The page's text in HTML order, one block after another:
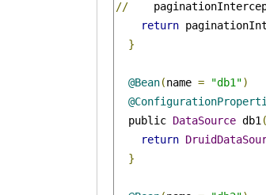
//
return
}
@Bean(name = "db1")
  public
DataSource db1
return
}